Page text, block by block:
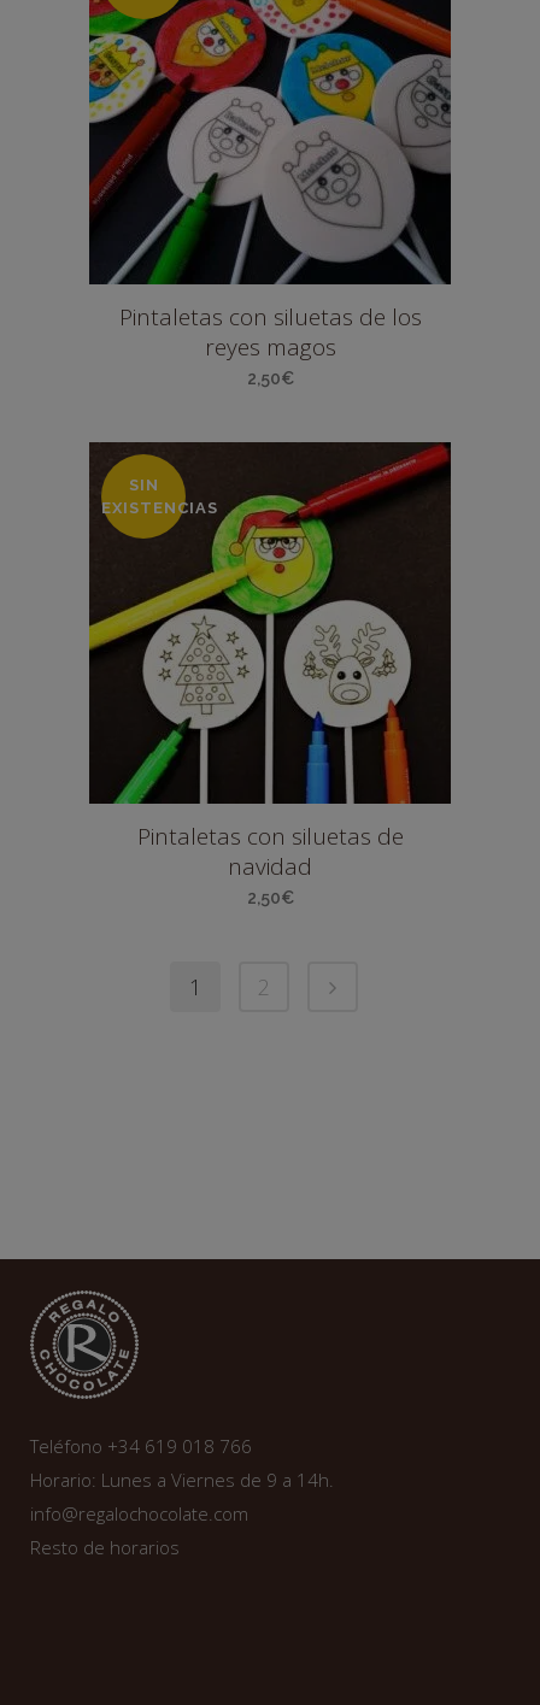
Pintaletas con siluetas de los
reyes magos
2,50€
SIN
EXISTENCIAS
Pintaletas con siluetas de
navidad
2,50€
1 2
Teléfono +34 619 018 766
Horario: Lunes a Viernes de 9 a 14h.
info@regalochocolate.com
Resto de horarios